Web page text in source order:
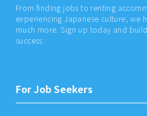
From finding jobs to renting
experiencing Japanese culture, we
much more. Sign up today and
success.
For Job Seekers